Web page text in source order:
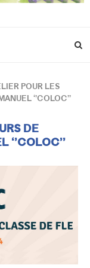
POUR LES
‘’COLOC’’
DE
‘’COLOC’’